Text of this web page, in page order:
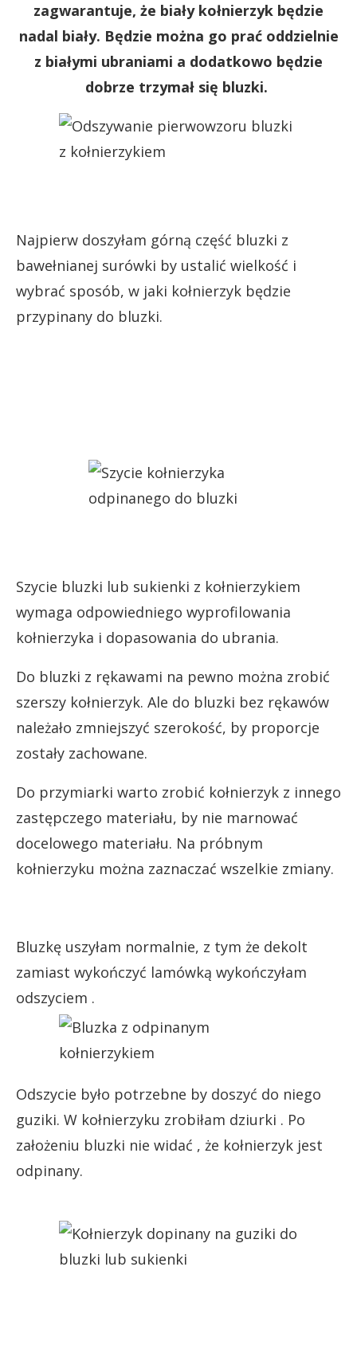
zagwarantuje, że biały kołnierzyk będzie
nadal biały. Będzie można go prać oddzielnie
z białymi ubraniami a dodatkowo będzie
dobrze trzymał się bluzki.
Najpierw doszyłam górną część bluzki z
bawełnianej surówki by ustalić wielkość i
wybrać sposób, w jaki kołnierzyk będzie
przypinany do bluzki.
Szycie bluzki lub sukienki z kołnierzykiem
wymaga odpowiedniego wyprofilowania
kołnierzyka i dopasowania do ubrania.
Do bluzki z rękawami na pewno można zrobić
szerszy kołnierzyk. Ale do bluzki bez rękawów
należało zmniejszyć szerokość, by proporcje
zostały zachowane.
Do przymiarki warto zrobić kołnierzyk z innego
zastępczego materiału, by nie marnować
docelowego materiału. Na próbnym
kołnierzyku można zaznaczać wszelkie zmiany.
Bluzkę uszyłam normalnie, z tym że dekolt
zamiast wykończyć lamówką wykończyłam
odszyciem .
Odszycie było potrzebne by doszyć do niego
guziki. W kołnierzyku zrobiłam dziurki . Po
założeniu bluzki nie widać , że kołnierzyk jest
odpinany.